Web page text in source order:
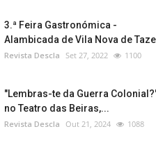
3.ª Feira Gastronómica -
Alambicada de Vila Nova de
Revista Descla Set 27, 2022 1100
"Lembras-te da Guerra
no Teatro das Beiras,...
Revista Descla Out 21, 2024 1088